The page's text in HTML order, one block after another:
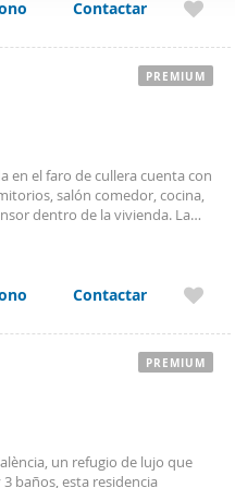
anuncios, ofrecer funciones
sobre el uso que haga del
quienes pueden
recopilado a partir del uso
bajo solicitud). Condiciones
1500/mes Marzo:
mes Junio (quincena):
2800/quincena Fianza:
admiten. Estancia mínima: Por
por quincenas. Este
con todas las comodidades
disponibilidad y realiza tu
Contactar
en el faro de cullera cuenta con
salón comedor, cocina,
dentro de la vivienda. La
Contactar
PREMIUM
un refugio de lujo que
baños, esta residencia
PREMIUM